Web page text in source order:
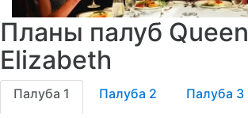
Планы палуб Queen
Elizabeth
Палуба 1 Палуба 2 Палуба 3